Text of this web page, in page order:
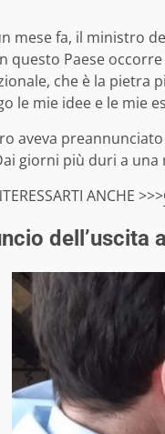
mese fa, il ministro
questo Paese
che è la pietra
le mie idee e le mie
aveva
giorni più duri a una
ANCHE >>>